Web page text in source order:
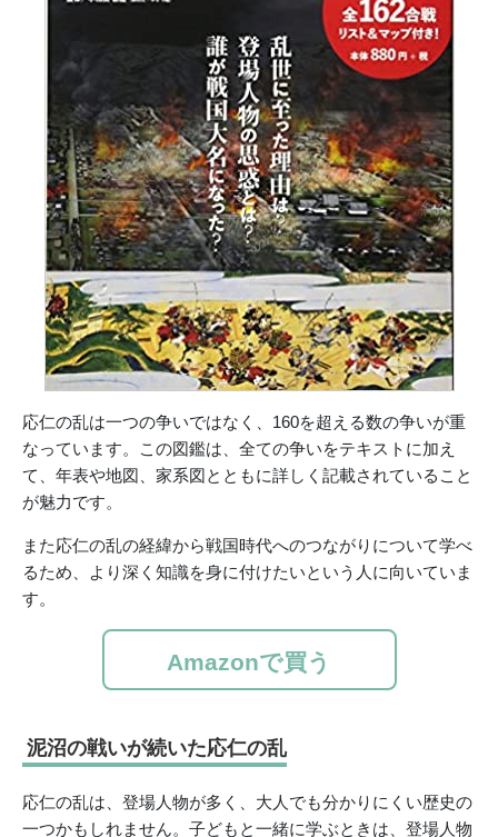
応仁の乱は一つの争いではなく、160を超える数の争いが重
なっています。この図鑑は、全ての争いをテキストに加え
て、年表や地図、家系図とともに詳しく記載されていること
が魅力です。
また応仁の乱の経緯から戦国時代へのつながりについて学べ
るため、より深く知識を身に付けたいという人に向いていま
す。
Amazonで買う
泥沼の戦いが続いた応仁の乱
応仁の乱は、登場人物が多く、大人でも分かりにくい歴史の
一つかもしれません。子どもと一緒に学ぶときは、登場人物